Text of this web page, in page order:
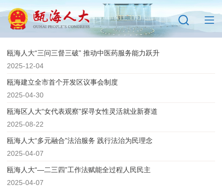
瓯海人大“三问三督三破” 推动中医药服务能力跃升
2025-12-04
瓯海建立全市首个开发区议事会制度
2025-04-30
瓯海区人大“女代表观察”探寻女性灵活就业新赛道
2025-08-22
瓯海人大“多元融合”法治服务 践行法治为民理念
2025-04-07
瓯海人大“—二三四”工作法赋能全过程人民民主
2025-04-07